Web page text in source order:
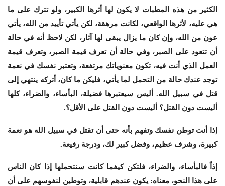
الكثير من هذه المطبات لا يكون لها أثرها الكبير، ولو تترك على ما
هي عليه، لأثرها الواقعي، لكانت مرهقة، لكن يأتي تأييد من الله، يأتي
عون من الله، وإن كان ما يزال يبقى لها آثار، لكن لاحظ أنه في حالة
أن تتعود على الصبر، وفي حالة أن تعرف قيمة الصبر، وتعرف قيمة
العمل الذي أنت فيه، تكون معنوياتك مرتفعة، وتعتبر نفسك في نعمة
توجد عندك حالة من التحمل لما يأتي، فليكن ما كان، أتركه ينتهي إلى
قتل في سبيل الله. أليس سيعتبرها فضيلة، البأساء، والضراء، كلها
أليست دون القتل؟ أليست دون القتل على الأقل؟.
إذا أنت توطن نفسك وتفهم بأنه حتى أن تقتل في سبيل الله هو نعمة
كبيرة، وشرف عظيم، وفضل كبير لك، ودرجة رفيعة.
إذاً فالبأساء، والضراء، فلتكن كيفما كانت سنتحملها إذا كان الناس
على هذا النحو، معناه: يكون عندهم قابلية، وتوطين لنفوسهم على أن